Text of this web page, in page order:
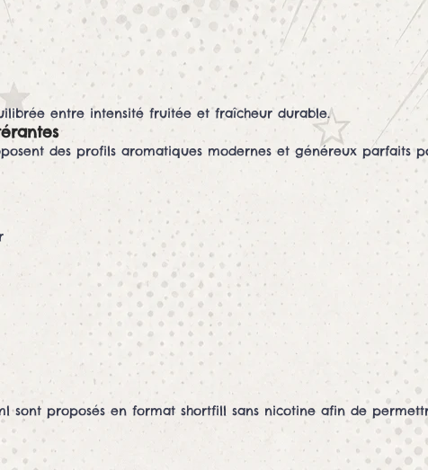
entre intensité fruitée et fraîcheur durable.
des profils aromatiques modernes et généreux parfaits
sont proposés en format shortfill sans nicotine afin de